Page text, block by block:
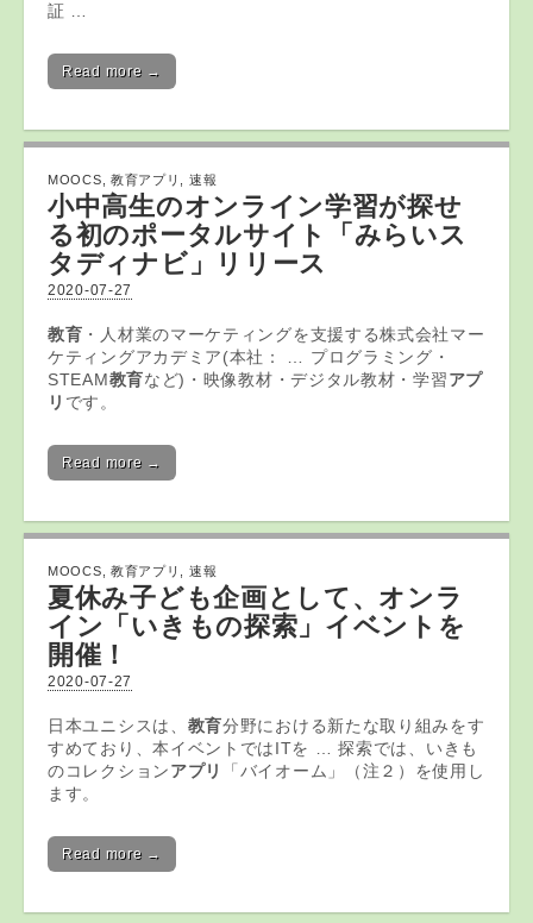
証 …
Read more →
MOOCS 教育アプリ 速報
小中高生のオンライン学習が探せ
る初のポータルサイト「みらいス
タディナビ」リリース
2020-07-27
教育 ・人材業のマーケティングを支援する株式会社マー
ケティングアカデミア(本社： … プログラミング・
STEAM教育など)・映像教材・デジタル教材・学習アプ
リ です。
Read more →
MOOCS 教育アプリ 速報
夏休み子ども企画として、オンラ
イン「いきもの探索」イベントを
開催！
2020-07-27
日本ユニシスは、 教育分野における新たな取り組みをす
すめており、本イベントではITを … 探索では、いきも
のコレクションアプリ
「バイオーム」（注２）を使用し
ます。
Read more →